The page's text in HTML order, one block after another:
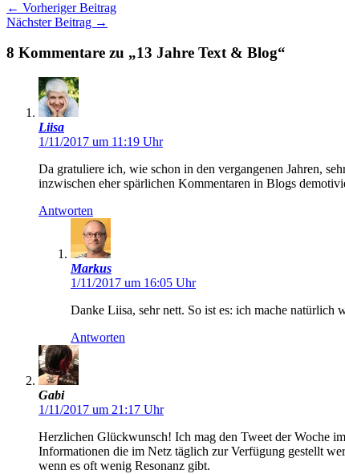
← Vorheriger Beitrag
Nächster Beitrag →
8 Kommentare zu „13 Jahre Text & Blog“
Liisa
1/11/2017 um 11:19 Uhr
Da gratuliere ich, wie schon in den vergangenen Jahren,
inzwischen eher spärlichen Kommentaren in Blogs
Antworten
Markus
1/11/2017 um 16:05 Uhr
Danke Liisa, sehr nett. So ist es: ich mache natürlich
Antworten
Gabi
1/11/2017 um 21:17 Uhr
Herzlichen Glückwunsch! Ich mag den Tweet der Woche
Informationen die im Netz täglich zur Verfügung gestellt
wenn es oft wenig Resonanz gibt.